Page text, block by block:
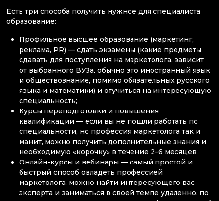
Есть три способа получить нужное для специалиста
образование:
Профильное высшее образование (маркетинг,
реклама, PR) — сдать экзамены (какие предметы
сдавать для поступления на маркетолога, зависит
от выбранного ВУЗа, обычно это иностранный язык
и обществознание, помимо обязательных русского
языка и математики) и отучиться на интересующую
специальность;
Курсы переподготовки и повышения
квалификации — если вы не пошли работать по
специальности, но профессия маркетолога так и
манит, можно получить дополнительные знания и
необходимую «корочку» в течение 2–6 месяцев;
Онлайн-курсы и вебинары — самый простой и
быстрый способ овладеть профессией
маркетолога, можно найти интересующего вас
эксперта и заниматься в своей темпе удаленно, по